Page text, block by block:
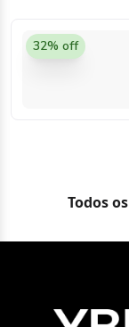
32% off
Todos